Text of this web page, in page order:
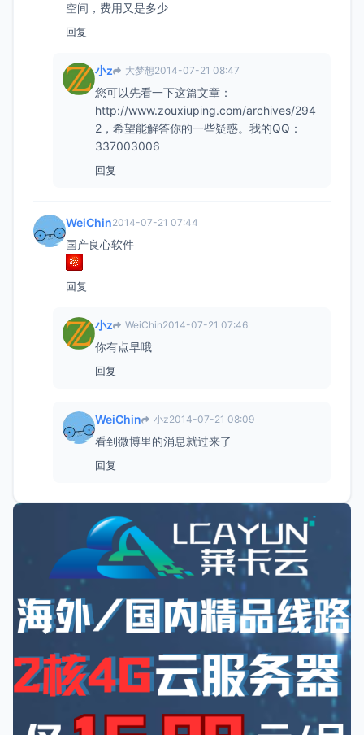
空间，费用又是多少
回复
小z 大梦想2014-07-21 08:47
您可以先看一下这篇文章：
http://www.zouxiuping.com/archives/294
2，希望能解答你的一些疑惑。我的QQ：
337003006
回复
WeiChin2014-07-21 07:44
国产良心软件
回复
小z WeiChin2014-07-21 07:46
你有点早哦
回复
WeiChin 小z2014-07-21 08:09
看到微博里的消息就过来了
回复